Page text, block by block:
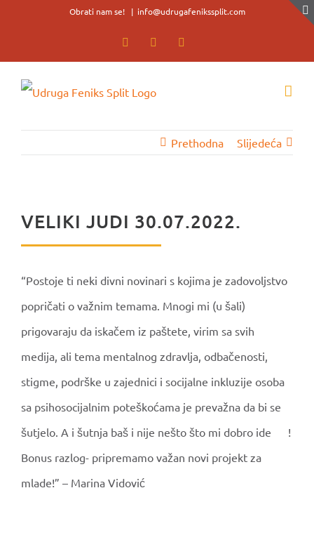
content
Obrati nam se! | info@udrugafenikssplit.com
FacebookFacebook
Prethodna Slijedeća
VELIKI JUDI 30.07.2022.
“Postoje ti neki divni novinari s kojima je zadovoljstvo
popričati o važnim temama. Mnogi mi (u šali)
prigovaraju da iskačem iz paštete, virim sa svih
medija, ali tema mentalnog zdravlja, odbačenosti,
stigme, podrške u zajednici i socijalne inkluzije osoba
sa psihosocijalnim poteškoćama je prevažna da bi se
šutjelo. A i šutnja baš i nije nešto što mi dobro ide
!
Bonus razlog- pripremamo važan novi projekt za
mlade!” – Marina Vidović